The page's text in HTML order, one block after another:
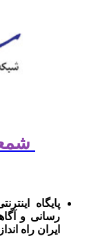
پایگاه
رسانی و
ایران راه